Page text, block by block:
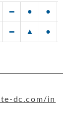
━ ● ●
━ ▲ ●
dc.com/in